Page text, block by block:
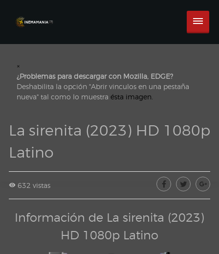
×
¿Problemas para descargar con Mozilla, EDGE?
Deshabilita la opción "Abrir vinculos en una pestaña
nueva" tal como lo muestra ésta imagen.
La sirenita (2023) HD 1080p
Latino
632 vistas
Información de La sirenita (2023)
HD 1080p Latino